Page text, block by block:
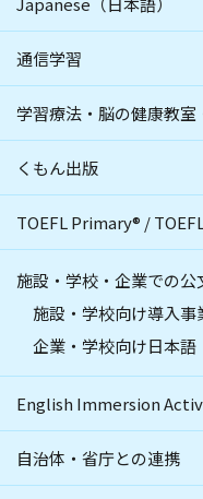
通信学習
学習療法・脳の健康教
くもん出版
TOEFL Primary® /
施設・学校・企業での公
施設・学校向け導入事
企業・学校向け日本語
English Immersion
自治体・省庁との連携